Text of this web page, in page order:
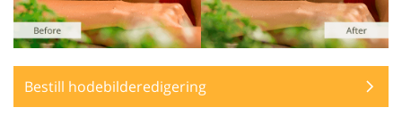
Bestill hodebilderedigering